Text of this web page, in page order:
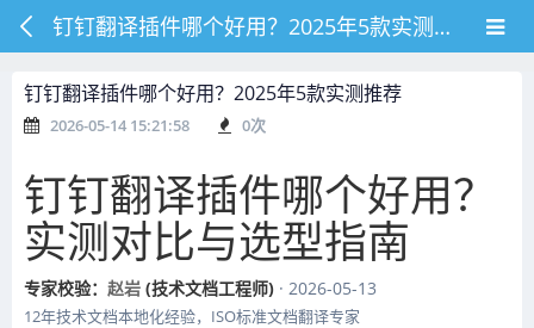
钉钉翻译插件哪个好用？2025年5款实测推荐
钉钉翻译插件哪个好用？2025年5款实测推荐
2026-05-14 15:21:58 0次
钉钉翻译插件哪个好用？
实测对比与选型指南
专家校验： 赵岩 (技术文档工程师) · 2026-05-13
12年技术文档本地化经验，ISO标准文档翻译专家